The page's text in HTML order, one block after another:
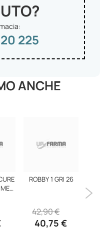
225
ANCHE
ROBBY 1 GRI 26
40,75 €
42,90 €